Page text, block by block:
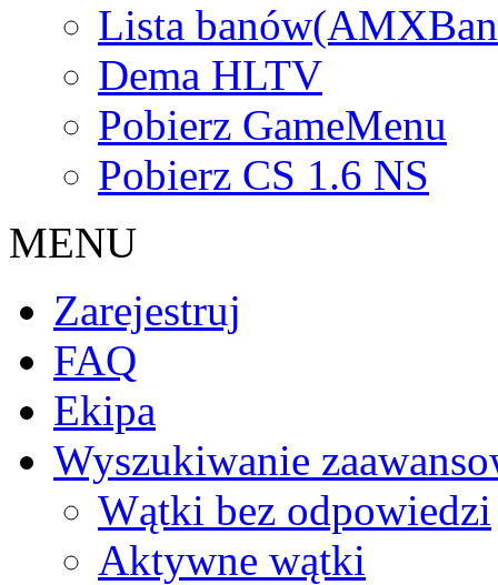
Lista
Dema HLTV
Pobierz GameMenu
Pobierz CS 1.6 NS
MENU
Zarejestruj
FAQ
Ekipa
Wyszukiwanie
Wątki bez odpowiedzi
Aktywne wątki